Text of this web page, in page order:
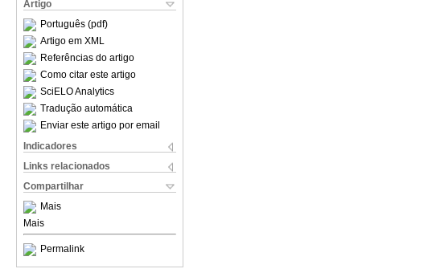
Artigo
Português (pdf)
Artigo em XML
Referências do artigo
Como citar este artigo
SciELO Analytics
Tradução automática
Enviar este artigo por email
Indicadores
Links relacionados
Compartilhar
Mais
Mais
Permalink